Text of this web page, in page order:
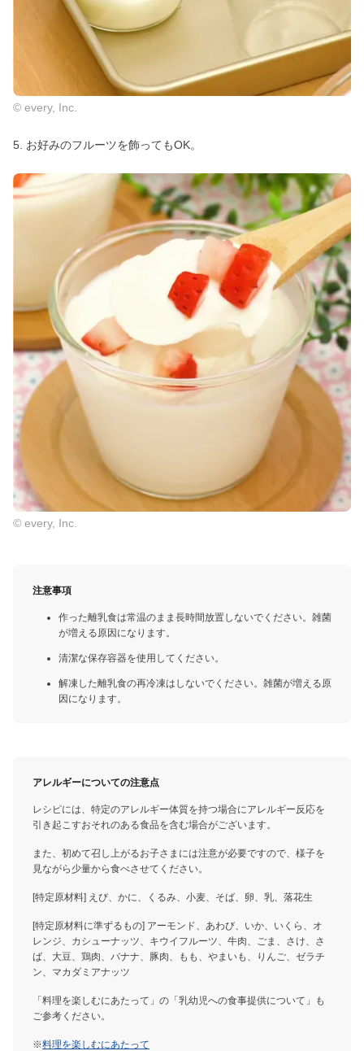
© every, Inc.
5. お好みのフルーツを飾ってもOK。
© every, Inc.
注意事項
作った離乳食は常温のまま長時間放置しないでください。雑菌
が増える原因になります。
清潔な保存容器を使用してください。
解凍した離乳食の再冷凍はしないでください。雑菌が増える原
因になります。
アレルギーについての注意点
レシピには、特定のアレルギー体質を持つ場合にアレルギー反応を
引き起こすおそれのある食品を含む場合がございます。
また、初めて召し上がるお子さまには注意が必要ですので、様子を
見ながら少量から食べさせてください。
[特定原材料] えび、かに、くるみ、小麦、そば、卵、乳、落花生
[特定原材料に準ずるもの] アーモンド、あわび、いか、いくら、オ
レンジ、カシューナッツ、キウイフルーツ、牛肉、ごま、さけ、さ
ば、大豆、鶏肉、バナナ、豚肉、もも、やまいも、りんご、ゼラチ
ン、マカダミアナッツ
「料理を楽しむにあたって」の「乳幼児への食事提供について」も
ご参考ください。
※料理を楽しむにあたって